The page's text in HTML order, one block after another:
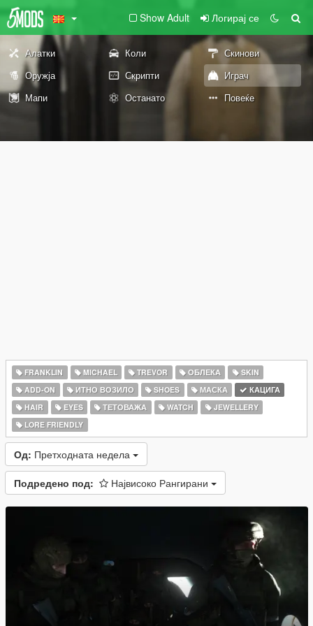
Show Adult Логирај се
Алатки Коли
Скинови
Оружја
Скрипти
Играч
Мапи
Останато Повеќе
FRANKLIN MICHAEL TREVOR ОБЛЕКА
SKIN
ADD-ON
ИТНО ВОЗИЛО SHOES МАСКА
КАЦИГА
HAIR
EYES ТЕТОВАЖА WATCH
JEWELLERY
LORE FRIENDLY
Од: Претходната недела
Подредено под: Највисоко Рангирани